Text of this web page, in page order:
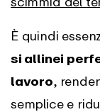
È quindi
si allinei
lavoro,
semplice e